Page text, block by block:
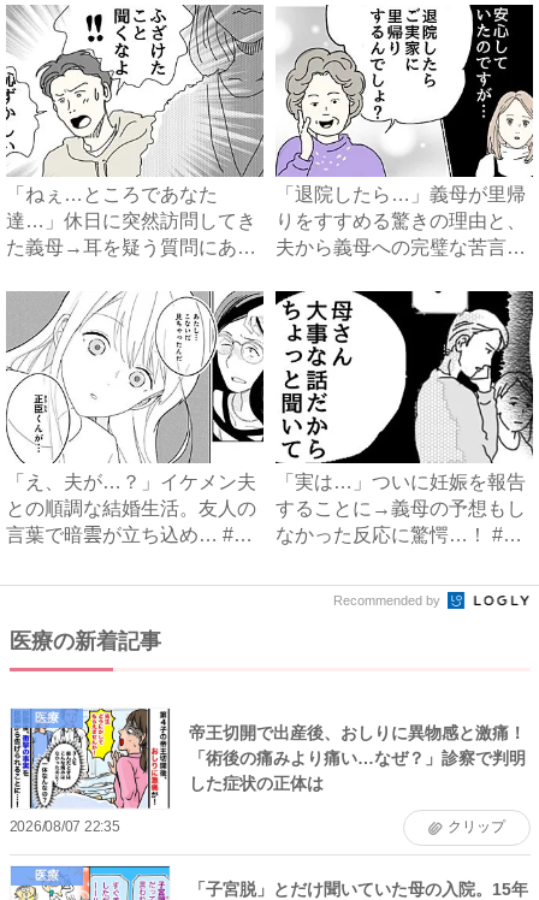
「ねぇ…ところであなた
達…」休日に突然訪問してき
た義母→耳を疑う質問にあ
「退院したら…」義母が里帰
りをすすめる驚きの理由と、
夫から義母への完璧な苦言
「え、夫が…？」イケメン夫
との順調な結婚生活。友人の
言葉で暗雲が立ち込め… #
「実は…」ついに妊娠を報告
することに→義母の予想もし
なかった反応に驚愕…！ #
Recommended by
医療の新着記事
医療
帝王切開で出産後、おしりに異物感と激痛！
「術後の痛みより痛い…なぜ？」診察で判明
した症状の正体は
2026/08/07 22:35 クリップ
医療
「子宮脱」とだけ聞いていた母の入院。15年